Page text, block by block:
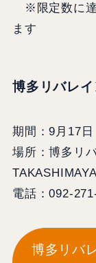
※限定数に達
ます
博多リバレ
期間：9月17日
場所：博多リ
電話：092-
博多リバ